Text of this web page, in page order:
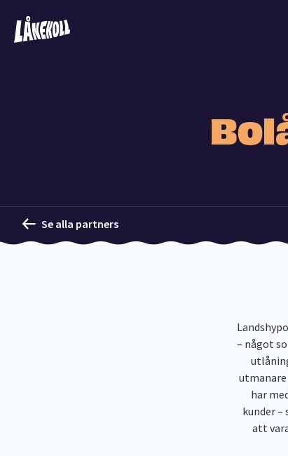
Se alla partners
– något
har
kunder –
att